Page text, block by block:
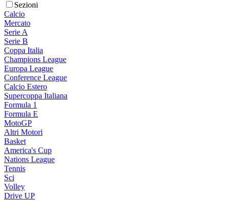
Sezioni
Calcio
Mercato
Serie A
Serie B
Coppa Italia
Champions League
Europa League
Conference League
Calcio Estero
Supercoppa Italiana
Formula 1
Formula E
MotoGP
Altri Motori
Basket
America's Cup
Nations League
Tennis
Sci
Volley
Drive UP